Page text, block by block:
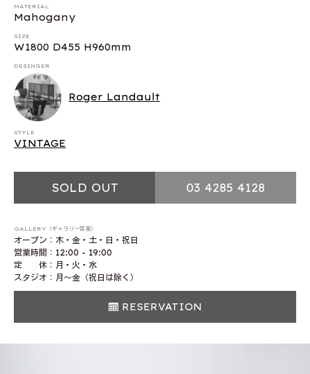
MATERIAL
Mahogany
SIZE
W1800 D455 H960mm
DESINGER
Roger Landault
STYLE
VINTAGE
SOLD OUT 03 4285 4128
GALLERY（ギャラリー営業）
オープン：木・金・土・日・祝日
営業時間：12:00 - 19:00
定 休：月・火・水
スタジオ：月〜金（祝日は除く）
RESERVATION